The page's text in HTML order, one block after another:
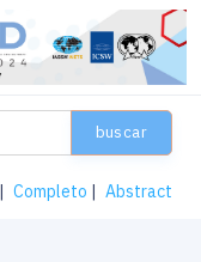
buscar
| Completo | Abstract